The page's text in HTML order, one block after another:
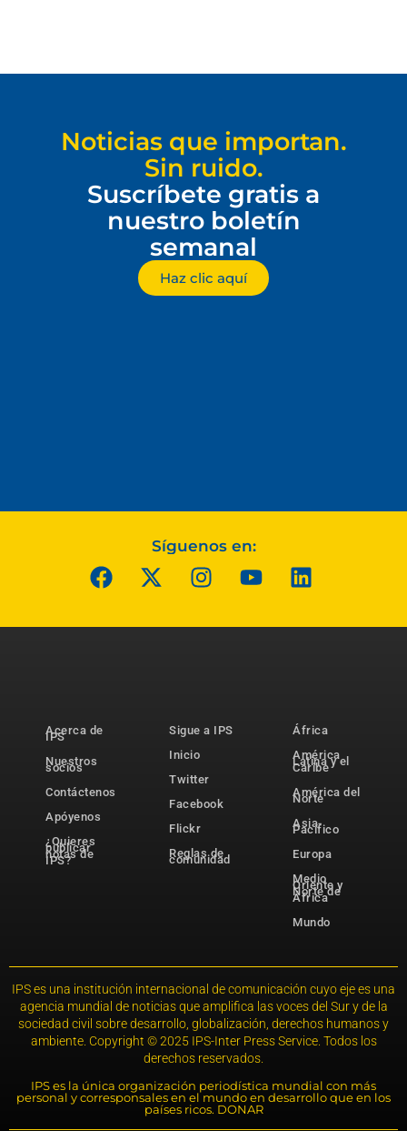
Noticias que importan.
Sin ruido.
Suscríbete gratis a
nuestro boletín
semanal
Haz clic aquí
Síguenos en:
Acerca de
IPS
Nuestros
socios
Contáctenos
Apóyenos
¿Quieres
publicar
notas de
IPS?
Sigue a IPS
Inicio
Twitter
Facebook
Flickr
Reglas de
comunidad
África
América
Latina y el
Caribe
América del
Norte
Asia-
Pacífico
Europa
Medio
Oriente y
Norte de
África
Mundo
IPS es una institución internacional de comunicación cuyo eje es una
agencia mundial de noticias que amplifica las voces del Sur y de la
sociedad civil sobre desarrollo, globalización, derechos humanos y
ambiente. Copyright © 2025 IPS-Inter Press Service. Todos los
derechos reservados.
IPS es la única organización periodística mundial con más
personal y corresponsales en el mundo en desarrollo que en los
países ricos. DONAR